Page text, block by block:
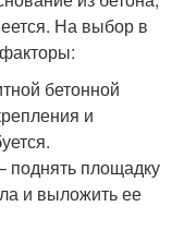
На выбор в
бетонной
и
поднять площадку
и выложить ее